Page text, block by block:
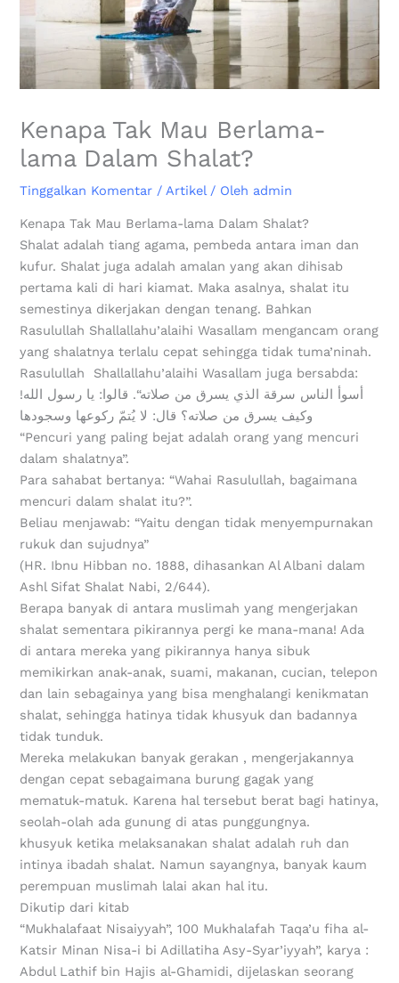
Kenapa Tak Mau Berlama-
lama Dalam Shalat?
Tinggalkan Komentar / Artikel / Oleh admin
Kenapa Tak Mau Berlama-lama Dalam Shalat?
Shalat adalah tiang agama, pembeda antara iman dan
kufur. Shalat juga adalah amalan yang akan dihisab
pertama kali di hari kiamat. Maka asalnya, shalat itu
semestinya dikerjakan dengan tenang. Bahkan
Rasulullah Shallallahu’alaihi Wasallam mengancam orang
yang shalatnya terlalu cepat sehingga tidak tuma’ninah.
Rasulullah Shallallahu’alaihi Wasallam juga bersabda:
أسوأ الناس سرقة الذي يسرق من صلاته“. قالوا: يا رسول الله!
وكيف يسرق من صلاته؟ قال: لا يُتمّ ركوعها وسجودها
“Pencuri yang paling bejat adalah orang yang mencuri
dalam shalatnya”.
Para sahabat bertanya: “Wahai Rasulullah, bagaimana
mencuri dalam shalat itu?”.
Beliau menjawab: “Yaitu dengan tidak menyempurnakan
rukuk dan sujudnya”
(HR. Ibnu Hibban no. 1888, dihasankan Al Albani dalam
Ashl Sifat Shalat Nabi, 2/644).
Berapa banyak di antara muslimah yang mengerjakan
shalat sementara pikirannya pergi ke mana-mana! Ada
di antara mereka yang pikirannya hanya sibuk
memikirkan anak-anak, suami, makanan, cucian, telepon
dan lain sebagainya yang bisa menghalangi kenikmatan
shalat, sehingga hatinya tidak khusyuk dan badannya
tidak tunduk.
Mereka melakukan banyak gerakan , mengerjakannya
dengan cepat sebagaimana burung gagak yang
mematuk-matuk. Karena hal tersebut berat bagi hatinya,
seolah-olah ada gunung di atas punggungnya.
khusyuk ketika melaksanakan shalat adalah ruh dan
intinya ibadah shalat. Namun sayangnya, banyak kaum
perempuan muslimah lalai akan hal itu.
Dikutip dari kitab
“Mukhalafaat Nisaiyyah”, 100 Mukhalafah Taqa’u fiha al-
Katsir Minan Nisa-i bi Adillatiha Asy-Syar’iyyah”, karya :
Abdul Lathif bin Hajis al-Ghamidi, dijelaskan seorang